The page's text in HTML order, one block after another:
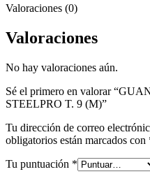
Valoraciones (0)
Valoraciones
No hay valoraciones aún.
Sé el primero en valorar
STEELPRO T. 9 (M)”
Tu dirección de correo
obligatorios están marcados con
Tu puntuación *